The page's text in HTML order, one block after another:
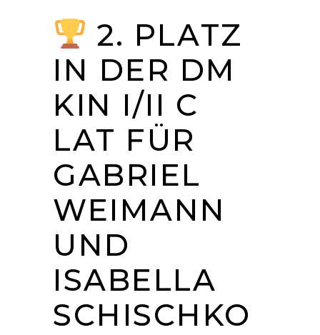
2. PLATZ
IN DER DM
KIN I/II C
LAT FÜR
GABRIEL
WEIMANN
UND
ISABELLA
SCHISCHKO